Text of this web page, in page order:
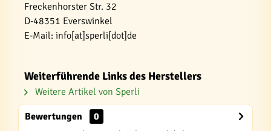
Freckenhorster Str. 32
D-48351 Everswinkel
E-Mail: info[at]sperli[dot]de
Weiterführende Links des Herstellers
Weitere Artikel von Sperli
Bewertungen
0